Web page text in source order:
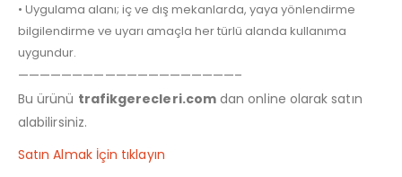
• Uygulama alanı; iç ve dış mekanlarda, yaya yönlendirme
bilgilendirme ve uyarı amaçla her türlü alanda kullanıma
uygundur.
————————————————————–
Bu ürünü trafikgerecleri.comdan online olarak satın
alabilirsiniz.
Satın Almak İçin tıklayın